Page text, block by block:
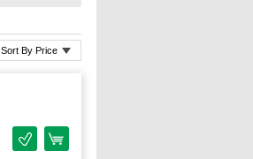
Sort By Price